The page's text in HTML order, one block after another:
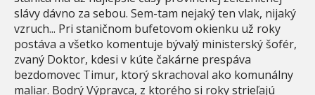
slávy dávno za sebou. Sem-tam nejaký ten vlak, nijaký
vzruch... Pri staničnom bufetovom okienku už roky
postáva a všetko komentuje bývalý ministerský šofér,
zvaný Doktor, kdesi v kúte čakárne prespáva
bezdomovec Timur, ktorý skrachoval ako komunálny
maliar. Bodrý Výpravca, z ktorého si roky strieľajú